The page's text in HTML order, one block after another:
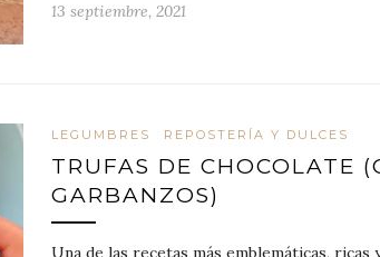
13 septiembre, 2021
LEGUMBRES REPOSTERÍA Y DULCES
TRUFAS DE CHOCOLATE
GARBANZOS)
Una de las recetas más emblemáticas,